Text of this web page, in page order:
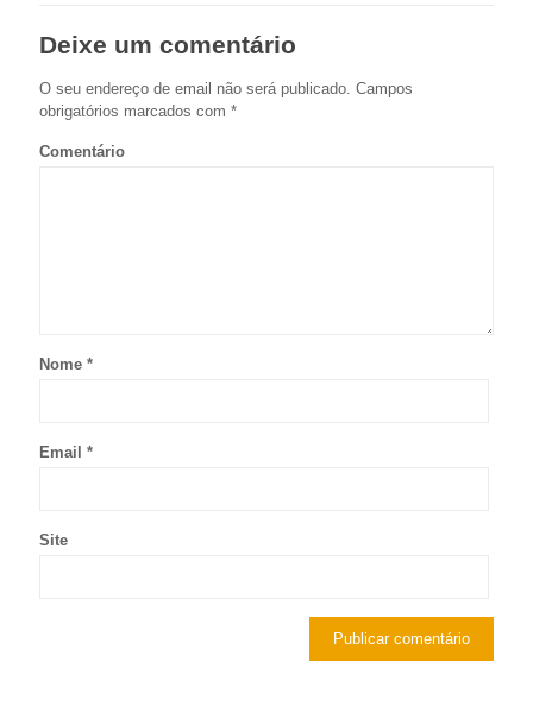
Deixe um comentário
O seu endereço de email não será publicado. Campos
obrigatórios marcados com *
Comentário
Nome *
Email *
Site